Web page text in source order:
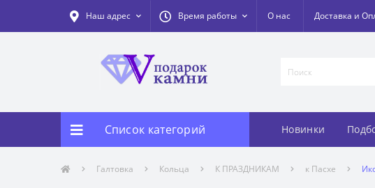
Наш адрес Время работы О нас Доставка и
Список категорий Новинки
Галтовка Кольца К ПРАЗДНИКАМ к Пасхе